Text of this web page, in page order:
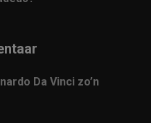
Da Vinci zo’n